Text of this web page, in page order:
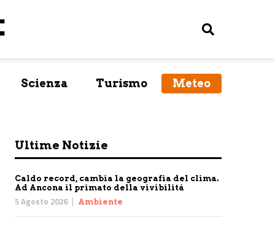
Scienza Turismo Meteo
Ultime Notizie
Caldo record, cambia la geografia del clima.
Ad Ancona il primato della vivibilità
5 Agosto 2026 Ambiente